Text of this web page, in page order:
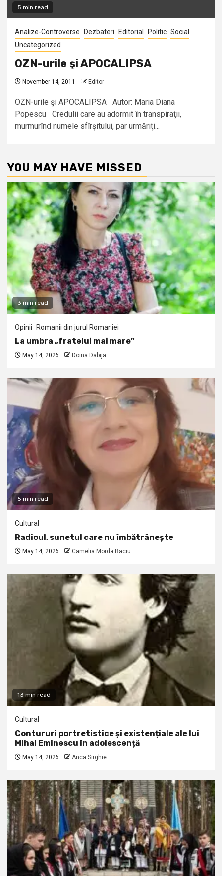
5 min read
Analize-Controverse Dezbateri Editorial Politic Social
Uncategorized
OZN-urile şi APOCALIPSA
November 14, 2011 Editor
OZN-urile şi APOCALIPSA Autor: Maria Diana
Popescu Credulii care au adormit în transpiraţii,
murmurînd numele sfîrşitului, par urmăriţi...
YOU MAY HAVE MISSED
3 min read
Opinii Romanii din jurul Romaniei
La umbra „fratelui mai mare”
May 14, 2026 Doina Dabija
5 min read
Cultural
Radioul, sunetul care nu îmbătrânește
May 14, 2026 Camelia Morda Baciu
13 min read
Cultural
Contururi portretistice și existențiale ale lui
Mihai Eminescu în adolescență
May 14, 2026 Anca Sirghie